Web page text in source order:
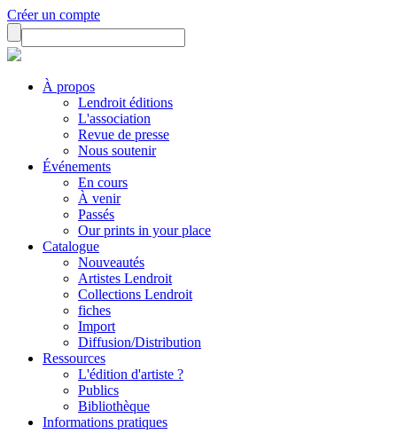
Créer un compte
À propos
Lendroit éditions
L'association
Revue de presse
Nous soutenir
Événements
En cours
À venir
Passés
Our prints in your place
Catalogue
Nouveautés
Artistes Lendroit
Collections Lendroit
fiches
Import
Diffusion/Distribution
Ressources
L'édition d'artiste ?
Publics
Bibliothèque
Informations pratiques